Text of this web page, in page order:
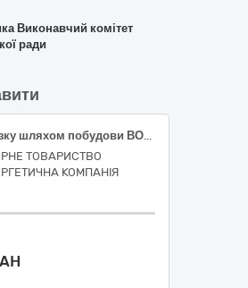
Виконавчий комітет
ради
Реконструкція зв’язку шляхом побудови ВОЛЗ від адмінбудівлі НЕК «Укренерго» до ПС 330 кВ Північного ТУОМ (інв. № новий). м. Київ та Київська область. ІІ черга будівництва 45454000-4 Реконструкція
ТОВАРИСТВО
КОМПАНІЯ